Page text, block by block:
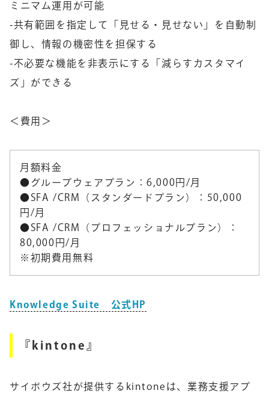
ミニマム運用が可能
-共有範囲を指定して「見せる・見せない」を自動制
御し、情報の機密性を担保する
-不必要な機能を非表示にする「減らすカスタマイ
ズ」ができる
＜費用＞
月額料金
●グループウェアプラン：6,000円/月
●SFA /CRM（スタンダードプラン）：50,000
円/月
●SFA /CRM（プロフェッショナルプラン）：
80,000円/月
※初期費用無料
Knowledge Suite 公式HP
『kintone』
サイボウズ社が提供するkintoneは、業務支援アプ